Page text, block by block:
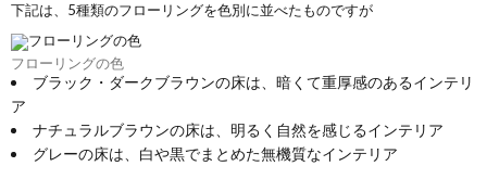
下記は、5種類のフローリングを色別に並べたものですが
フローリングの色
ブラック・ダークブラウンの床は、暗くて重厚感のあるインテリ
ア
ナチュラルブラウンの床は、明るく自然を感じるインテリア
グレーの床は、白や黒でまとめた無機質なインテリア